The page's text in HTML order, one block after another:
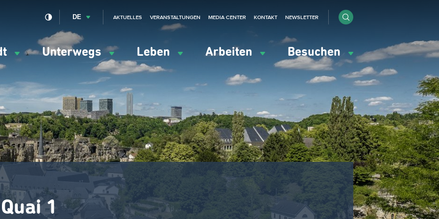
Unterwegs Leben Arbeiten Besuchen
DE AKTUELLES VERANSTALTUNGEN MEDIA CENTER KONTAKT NEWSLETTER
1